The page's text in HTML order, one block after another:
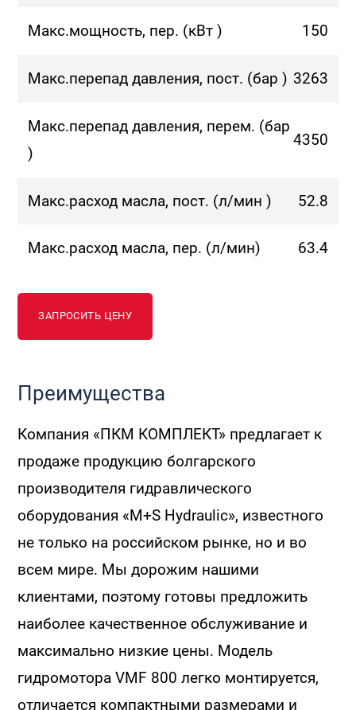
Макс.мощность, пер. (кВт ) 150
Макс.перепад давления, пост. (бар ) 3263
Макс.перепад давления, перем. (бар
)
4350
Макс.расход масла, пост. (л/мин ) 52.8
Макс.расход масла, пер. (л/мин) 63.4
ЗАПРОСИТЬ ЦЕНУ
Преимущества
Компания «ПКМ КОМПЛЕКТ» предлагает к
продаже продукцию болгарского
производителя гидравлического
оборудования «M+S Hydraulic», известного
не только на российском рынке, но и во
всем мире. Мы дорожим нашими
клиентами, поэтому готовы предложить
наиболее качественное обслуживание и
максимально низкие цены. Модель
гидромотора VMF 800 легко монтируется,
отличается компактными размерами и